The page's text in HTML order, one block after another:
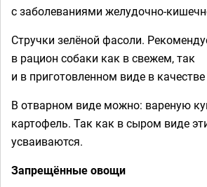
с заболеваниями желудочно-
Стручки зелёной фасоли.
в рацион собаки как в свежем, так
и в приготовленном виде в
В отварном виде можно: вареную
картофель. Так как в сыром виде
усваиваются.
Запрещённые овощи